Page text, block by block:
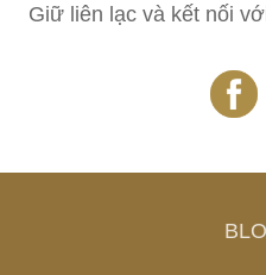
Giữ liên lạc và kết nối